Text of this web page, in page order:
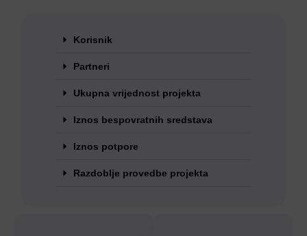
Korisnik
Partneri
Ukupna vrijednost projekta
Iznos bespovratnih sredstava
Iznos potpore
Razdoblje provedbe projekta